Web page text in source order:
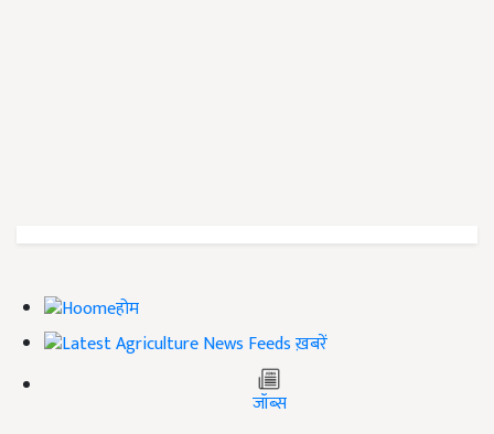
होम
ख़बरें
जॉब्स